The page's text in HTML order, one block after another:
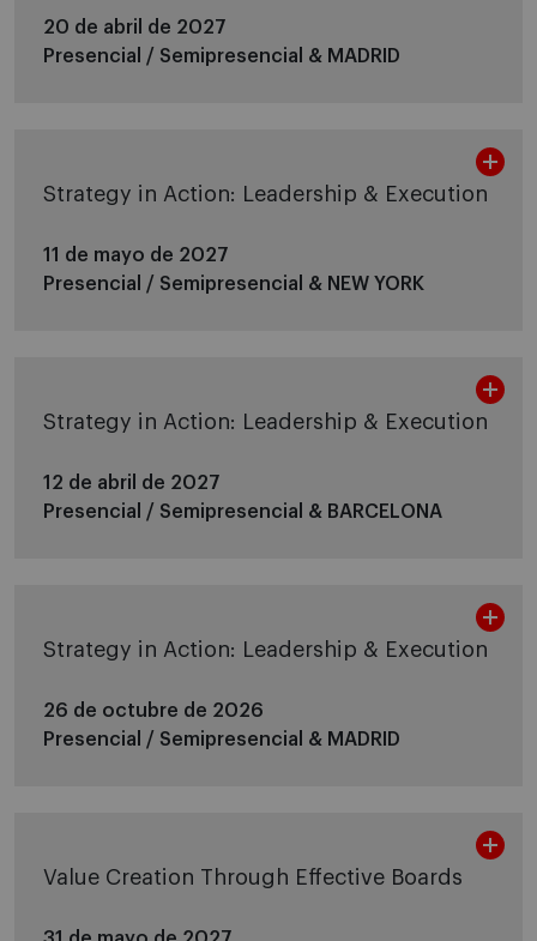
20 de abril de 2027
Presencial / Semipresencial & MADRID
Strategy in Action: Leadership & Execution
11 de mayo de 2027
Presencial / Semipresencial & NEW YORK
Strategy in Action: Leadership & Execution
12 de abril de 2027
Presencial / Semipresencial & BARCELONA
Strategy in Action: Leadership & Execution
26 de octubre de 2026
Presencial / Semipresencial & MADRID
Value Creation Through Effective Boards